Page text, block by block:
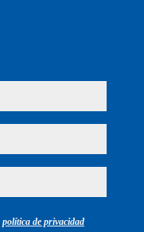
política de privacidad